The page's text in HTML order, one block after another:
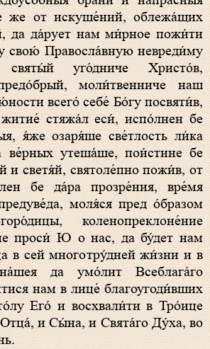
же от искуше́ний, облежа́щих
да да́рует нам ми́рное пожи́ти
свою́ Правосла́вную невреди́му
уго́дниче Христо́в,
моли́твенниче наш
всего́ себе́ Бо́гу посвяти́в,
житие́ стяжа́л еси́, испо́лнен бе
я́же озаря́ше све́тлость ли́ка
ве́рных утеша́ше, пои́стине бе
и светя́й, святоле́пно пожи́в, от
бе да́ра прозре́ния, вре́мя
моля́ся пред о́бразом
коленопреклоне́ние
проси́ Ю о нас, да бу́дет нам
в сей многотру́дней жи́зни и в
да умо́лит Всеблага́го
нам в лице́ благоугоди́вших
Его́ и восхвали́ти в Тро́ице
и Сы́на, и Свята́го Ду́ха, во